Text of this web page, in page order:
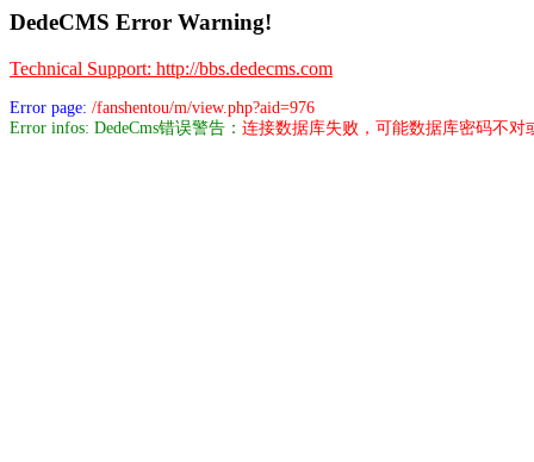
DedeCMS Error Warning!
Technical Support: http://bbs.dedecms.com
Error page: /fanshentou/m/view.php?aid=976
Error infos: DedeCms错误警告： 连接数据库失败，可能数据库密码不对